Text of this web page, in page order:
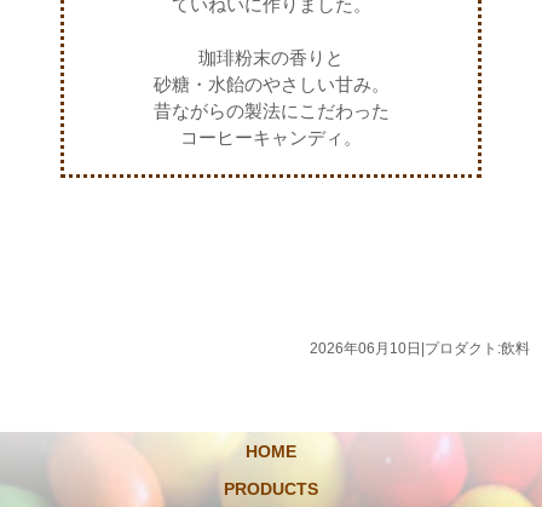
ていねいに作りました。
珈琲粉末の香りと
砂糖・水飴のやさしい甘み。
昔ながらの製法にこだわった
コーヒーキャンディ。
2026年06月10日 |プロダクト:飲料
HOME
PRODUCTS